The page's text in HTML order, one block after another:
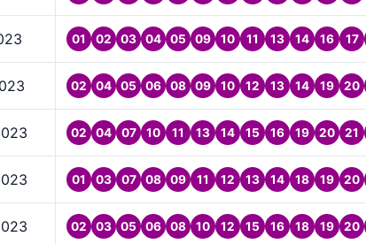
01 02 03 04 05 09 10 11 13 14 16 17
02 04 05 06 08 09 10 12 13 14 19 20
02 04 07 10 11 13 14 15 16 19 20 21
01 03 07 08 09 11 12 13 14 18 19 20
02 03 05 06 08 10 12 15 16 18 19 20